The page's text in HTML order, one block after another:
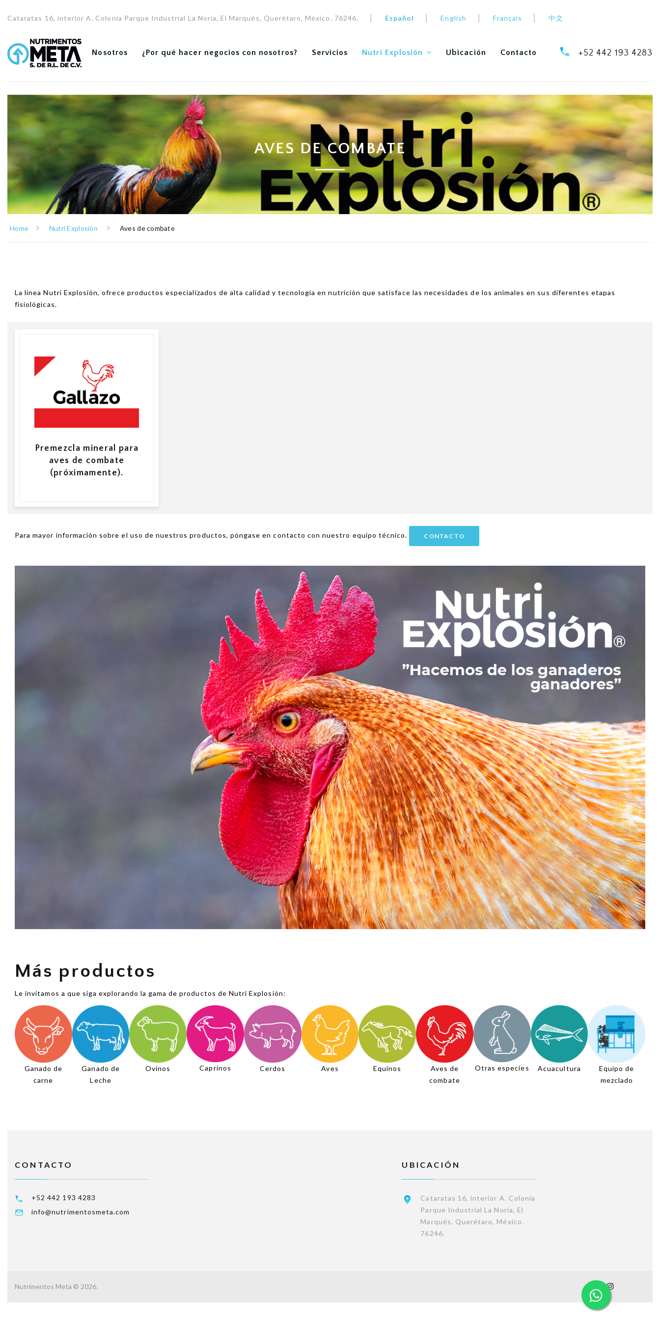
Cataratas 16, interior A. Colonia Parque Industrial La Noria, El Marqués, Querétaro, México. 76246. Español English Français 中文
Nosotros ¿Por qué hacer negocios con nosotros? Servicios Nutri Explosión Ubicación Contacto +52 442 193 4283
AVES DE COMBATE
Home Nutri Explosión Aves de combate
La línea Nutri Explosión, ofrece productos especializados de alta calidad y tecnología en nutrición que satisface las necesidades de los animales en sus diferentes etapas
fisiológicas.
Premezcla mineral para
aves de combate
(próximamente).
Para mayor información sobre el uso de nuestros productos, póngase en contacto con nuestro equipo técnico. CONTACTO
Más productos
Le invitamos a que siga explorando la gama de productos de Nutri Explosión:
Ganado de
carne
Ganado de
Leche
Ovinos Caprinos Cerdos Aves Equinos
Aves de
combate
Otras especies Acuacultura
Equipo de
mezclado
CONTACTO
+52 442 193 4283
info@nutrimentosmeta.com
UBICACIÓN
Cataratas 16, interior A. Colonia
Parque Industrial La Noria, El
Marqués, Querétaro, México.
76246.
Nutrimentos Meta © 2026.